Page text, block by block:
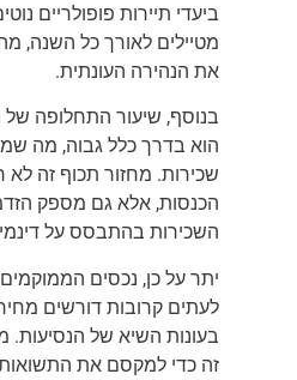
ביעדי תיירות פופולריים
מטיילים לאורך כל השנה,
את הנהירה העונתית.
בנוסף, שיעור התחלופה
הוא בדרך כלל גבוה, מה
שכירות. מחזור תכוף זה
הכנסות, אלא גם מספק
השכירות בהתבסס על
יתר על כן, נכסים
לעתים קרובות דורשים
בעונות השיא של הנסיעות.
זה כדי למקסם את